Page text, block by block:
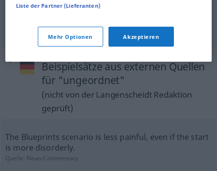
ill-assorted,unorganizeda.
ungeordnetWissen, Kenntnisse
Beispielsätze aus externen Quellen
für "ungeordnet"
(nicht von der Langenscheidt Redaktion
geprüft)
The Blueprints scenario is less painful, even if the start
is more disorderly.
Quelle: News-Commentary
Liste der Partner (Lieferanten)
Mehr Optionen Akzeptieren